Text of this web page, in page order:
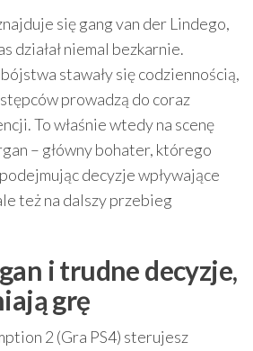
się gang van der Lindego,
działał niemal bezkarnie.
stawały się codziennością,
prowadzą do coraz
To właśnie wtedy na scenę
– główny bohater, którego
decyzje wpływające
też na dalszy przebieg
i trudne decyzje,
grę
2 (Gra PS4) sterujesz